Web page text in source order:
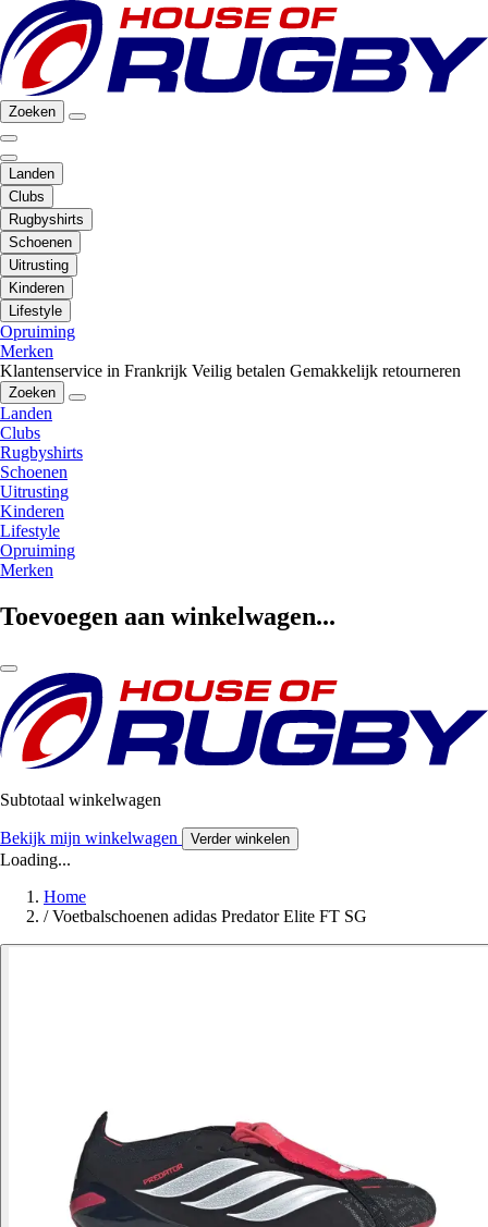
Zoeken
Landen
Clubs
Rugbyshirts
Schoenen
Uitrusting
Kinderen
Lifestyle
Opruiming
Merken
Klantenservice in Frankrijk Veilig betalen Gemakkelijk retourneren
Zoeken
Landen
Clubs
Rugbyshirts
Schoenen
Uitrusting
Kinderen
Lifestyle
Opruiming
Merken
Toevoegen aan winkelwagen...
Subtotaal winkelwagen
Bekijk mijn winkelwagen Verder winkelen
Loading...
Home
/ Voetbalschoenen adidas Predator Elite FT SG